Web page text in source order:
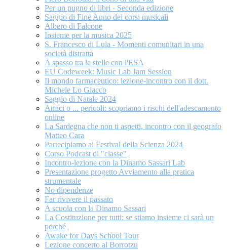
Per un pugno di libri - Seconda edizione
Saggio di Fine Anno dei corsi musicali
Albero di Falcone
Insieme per la musica 2025
S. Francesco di Lula - Momenti comunitari in una
società distratta
A spasso tra le stelle con l'ESA
EU Codeweek: Music Lab Jam Session
Il mondo farmaceutico: lezione-incontro con il dott.
Michele Lo Giacco
Saggio di Natale 2024
Amici o ... pericoli: scopriamo i rischi dell'adescamento
online
La Sardegna che non ti aspetti, incontro con il geografo
Matteo Cara
Partecipiamo al Festival della Scienza 2024
Corso Podcast di "classe"
Incontro-lezione con la Dinamo Sassari Lab
Presentazione progetto Avviamento alla pratica
strumentale
No dipendenze
Far rivivere il passato
A scuola con la Dinamo Sassari
La Costituzione per tutti: se stiamo insieme ci sarà un
perché
Awake for Days School Tour
Lezione concerto al Borrotzu